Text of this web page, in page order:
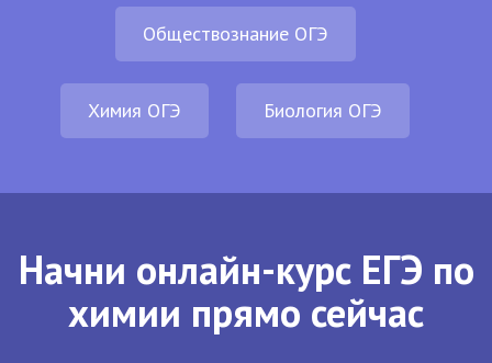
Обществознание ОГЭ
Химия ОГЭ Биология ОГЭ
Начни онлайн-курс ЕГЭ по
химии прямо сейчас